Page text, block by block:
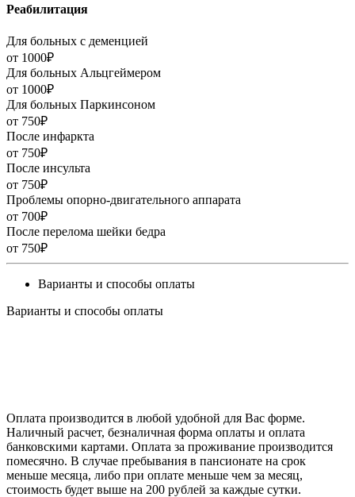
Реабилитация
Для больных с деменцией
от 1000₽
Для больных Альцгеймером
от 1000₽
Для больных Паркинсоном
от 750₽
После инфаркта
от 750₽
После инсульта
от 750₽
Проблемы опорно-двигательного аппарата
от 700₽
После перелома шейки бедра
от 750₽
Варианты и способы оплаты
Варианты и способы оплаты
Оплата производится в любой удобной для Вас форме.
Наличный расчет, безналичная форма оплаты и оплата
банковскими картами. Оплата за проживание производится
помесячно. В случае пребывания в пансионате на срок
меньше месяца, либо при оплате меньше чем за месяц,
стоимость будет выше на 200 рублей за каждые сутки.